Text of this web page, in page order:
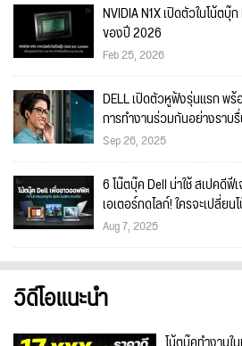
NVIDIA N1X เปิดตัวในโน้ตบุ๊
ของปี 2026
Feb 25, 2026
DELL เปิดตัวหูฟังรุ่นแรก พ
การทำงานร่วมกันอย่างราบ
Sep 26, 2025
6 โน๊ตบุ๊ค Dell น่าใช้ สเปคดี
เอเตอร์กดไลก์! ใครจะเปลี่ย
Aug 7, 2025
วิดีโอแนะนำ